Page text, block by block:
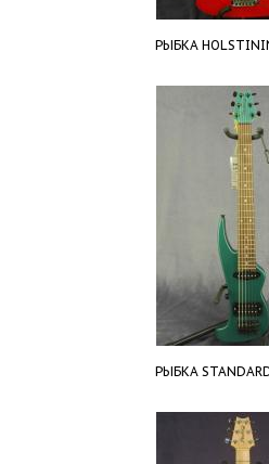
РЫБКА
РЫБКА